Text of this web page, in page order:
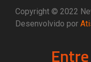
Copyright © 2022
Desenvolvido por